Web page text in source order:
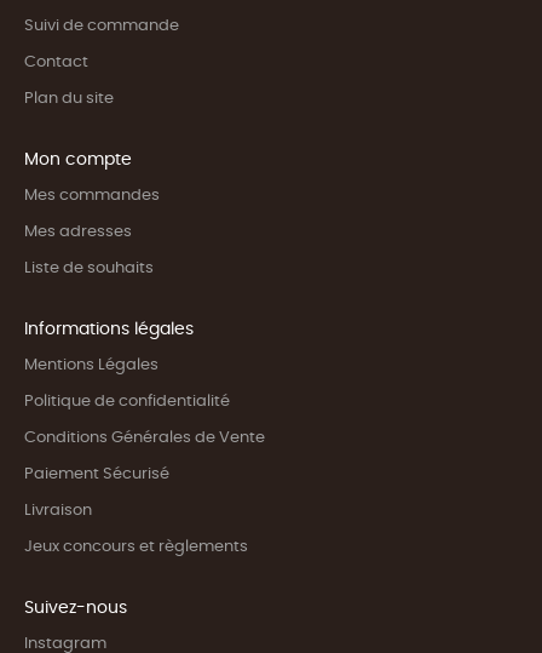
Suivi de commande
Contact
Plan du site
Mon compte
Mes commandes
Mes adresses
Liste de souhaits
Informations légales
Mentions Légales
Politique de confidentialité
Conditions Générales de Vente
Paiement Sécurisé
Livraison
Jeux concours et règlements
Suivez-nous
Instagram